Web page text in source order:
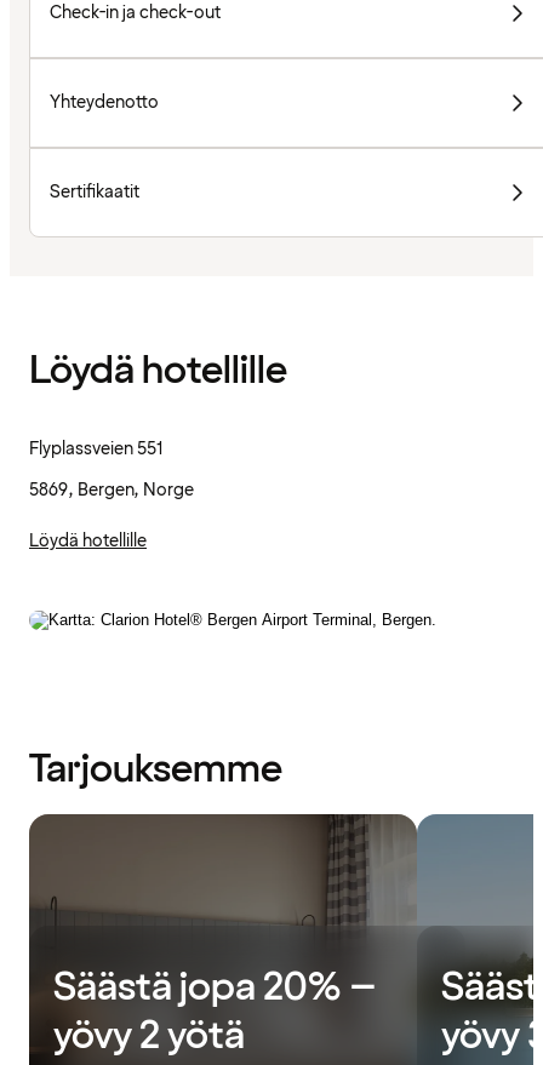
Check-in ja check-out
Yhteydenotto
Sertifikaatit
Löydä hotellille
Flyplassveien 551
5869, Bergen, Norge
Löydä hotellille
Tarjouksemme
Säästä jopa 20% –
yövy 2 yötä
yövy